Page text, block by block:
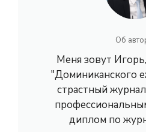
Об
Меня зовут
"Доминиканского
страстный
диплом по